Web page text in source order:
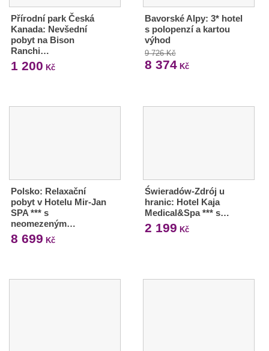
Přírodní park Česká
Kanada: Nevšední
pobyt na Bison
Ranchi…
1 200 Kč
Bavorské Alpy: 3* hotel
s polopenzí a kartou
výhod
9 726 Kč
8 374Kč
Polsko: Relaxační
pobyt v Hotelu Mir-Jan
SPA *** s
neomezeným…
8 699 Kč
Świeradów-Zdrój u
hranic: Hotel Kaja
Medical&Spa *** s…
2 199 Kč